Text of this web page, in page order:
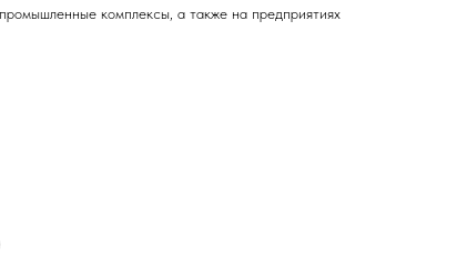
комплексы, а также на предприятиях